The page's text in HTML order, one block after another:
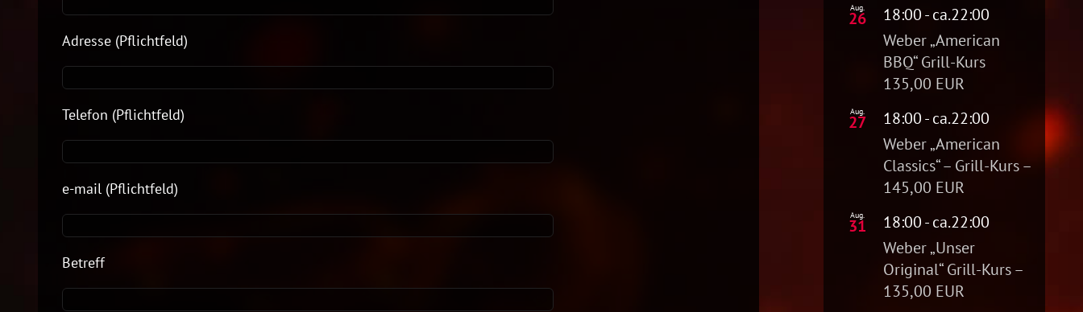
Adresse (Pflichtfeld)
Telefon (Pflichtfeld)
e-mail (Pflichtfeld)
Betreff
Aug.
26 18:00 - ca.22:00
Weber „American
BBQ“ Grill-Kurs
135,00 EUR
Aug.
27 18:00 - ca.22:00
Weber „American
Classics“ – Grill-Kurs –
145,00 EUR
Aug.
31 18:00 - ca.22:00
Weber „Unser
Original“ Grill-Kurs –
135,00 EUR